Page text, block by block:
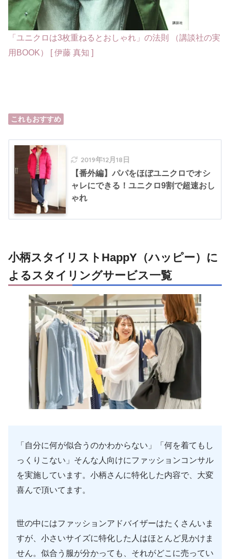
「ユニクロは3枚重ねるとおしゃれ」の法則 （講談社の実
用BOOK） [ 伊藤 真知 ]
これもおすすめ
2019年12月18日
【番外編】パパをほぼユニクロでオシ
ャレにできる！ユニクロ9割で超速おし
ゃれ
小柄スタイリストHappY（ハッピー）に
よるスタイリングサービス一覧
「自分に何が似合うのかわからない」「何を着てもし
っくりこない」そんな人向けにファッションコンサル
を実施しています。小柄さんに特化した内容で、大変
喜んで頂いてます。
世の中にはファッションアドバイザーはたくさんいま
すが、小さいサイズに特化した人はほとんど見かけま
せん。似合う服が分かっても、それがどこに売ってい